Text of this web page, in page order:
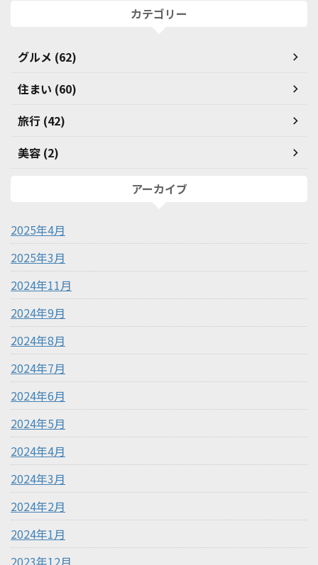
カテゴリー
グルメ (62)
住まい (60)
旅行 (42)
美容 (2)
アーカイブ
2025年4月
2025年3月
2024年11月
2024年9月
2024年8月
2024年7月
2024年6月
2024年5月
2024年4月
2024年3月
2024年2月
2024年1月
2023年12月